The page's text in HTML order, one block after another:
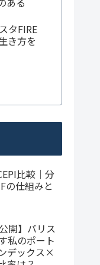
タFIRE
き方を
比較｜分
の仕組みと
開】バリス
私のポート
デックス×